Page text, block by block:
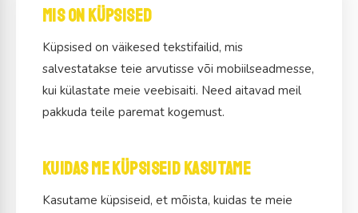
Mis on küpsised
Küpsised on väikesed tekstifailid, mis
salvestatakse teie arvutisse või mobiilseadmesse,
kui külastate meie veebisaiti. Need aitavad meil
pakkuda teile paremat kogemust.
Kuidas me küpsiseid kasutame
Kasutame küpsiseid, et mõista, kuidas te meie